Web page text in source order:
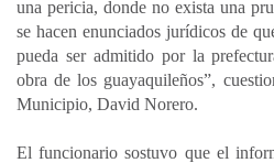
una pericia, donde no exista una
se hacen enunciados jurídicos de
pueda ser admitido por la
obra de los guayaquileños”,
Municipio, David Norero.
El funcionario sostuvo que el